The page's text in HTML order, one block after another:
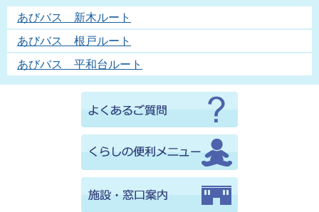
あびバス 新木ルート
あびバス 根戸ルート
あびバス 平和台ルート